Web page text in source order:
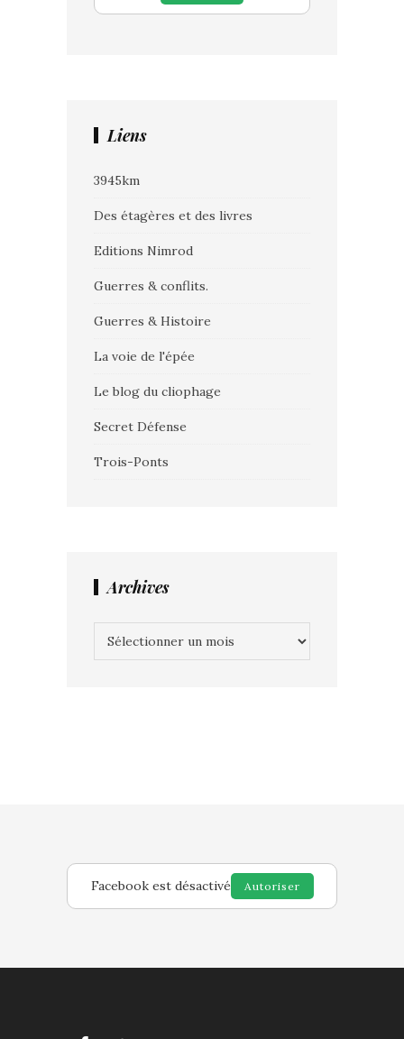
Liens
3945km
Des étagères et des livres
Editions Nimrod
Guerres & conflits.
Guerres & Histoire
La voie de l'épée
Le blog du cliophage
Secret Défense
Trois-Ponts
Archives
Facebook est désactivé Autoriser